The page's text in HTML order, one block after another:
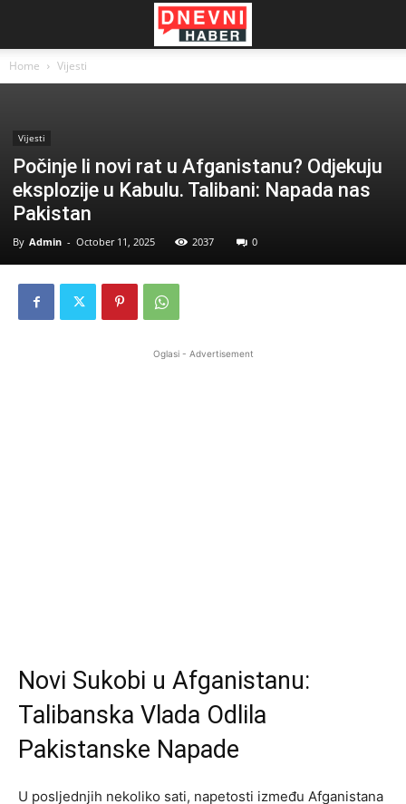
Home Vijesti
Vijesti
Počinje li novi rat u Afganistanu? Odjekuju
eksplozije u Kabulu. Talibani: Napada nas
Pakistan
By Admin - October 11, 2025 2037 0
Oglasi - Advertisement
Novi Sukobi u Afganistanu:
Talibanska Vlada Odlila
Pakistanske Napade
U posljednjih nekoliko sati, napetosti između Afganistana